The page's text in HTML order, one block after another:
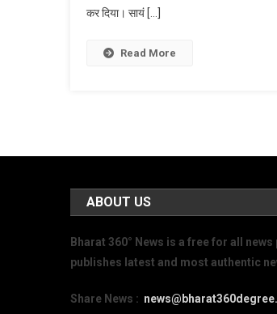
कर दिया। सायं […]
Read More
ABOUT US
Bharat 360° News is a free for all
publishes latest and most authentic
Share News :